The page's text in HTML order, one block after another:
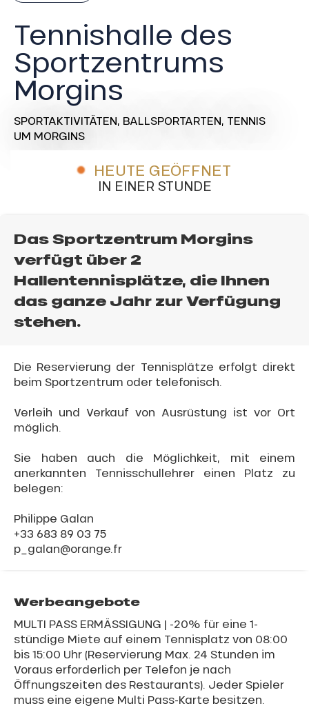
Tennishalle des
Sportzentrums
Morgins
SPORTAKTIVITÄTEN, BALLSPORTARTEN, TENNIS
UM MORGINS
HEUTE GEÖFFNET
IN EINER STUNDE
Das Sportzentrum Morgins
verfügt über 2
Hallentennisplätze, die Ihnen
das ganze Jahr zur Verfügung
stehen.
Die Reservierung der Tennisplätze erfolgt direkt
beim Sportzentrum oder telefonisch.
Verleih und Verkauf von Ausrüstung ist vor Ort
möglich.
Sie haben auch die Möglichkeit, mit einem
anerkannten Tennisschullehrer einen Platz zu
belegen:
Philippe Galan
+33 683 89 03 75
p_galan@orange.fr
Werbeangebote
MULTI PASS ERMÄSSIGUNG | -20% für eine 1-
stündige Miete auf einem Tennisplatz von 08:00
bis 15:00 Uhr (Reservierung Max. 24 Stunden im
Voraus erforderlich per Telefon je nach
Öffnungszeiten des Restaurants). Jeder Spieler
muss eine eigene Multi Pass-Karte besitzen.